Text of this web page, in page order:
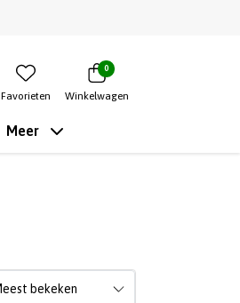
Favorieten
0
Winkelwagen
Meer